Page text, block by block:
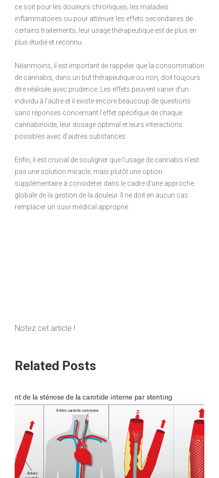
ce soit pour les douleurs chroniques, les maladies
inflammatoires ou pour atténuer les effets secondaires de
certains traitements, leur usage thérapeutique est de plus en
plus étudié et reconnu.
Néanmoins, il est important de rappeler que la consommation
de cannabis, dans un but thérapeutique ou non, doit toujours
être réalisée avec prudence. Les effets peuvent varier d’un
individu à l’autre et il existe encore beaucoup de questions
sans réponses concernant l’effet spécifique de chaque
cannabinoïde, leur dosage optimal et leurs interactions
possibles avec d’autres substances.
Enfin, il est crucial de souligner que l’usage de cannabis n’est
pas une solution miracle, mais plutôt une option
supplémentaire à considérer dans le cadre d’une approche
globale de la gestion de la douleur. Il ne doit en aucun cas
remplacer un suivi médical approprié.
Notez cet article !
Related Posts